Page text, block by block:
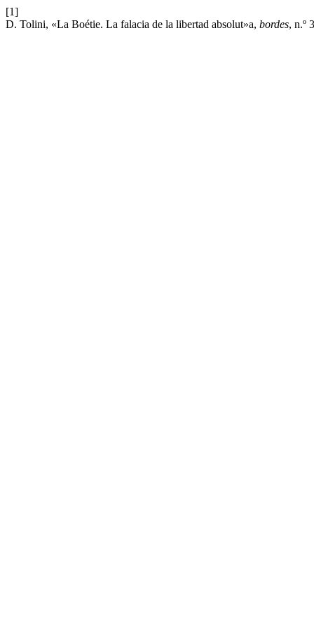
[1]
D. Tolini, «La Boétie. La falacia de la libertad absolut»a, bordes, n.º